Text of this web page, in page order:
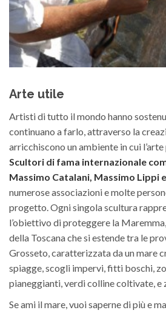
Arte utile
Artisti di tutto il mondo hanno
continuano a farlo, attraverso la
arricchiscono un ambiente in cui
Scultori di fama internazionale
Massimo Catalani, Massimo Lippi
numerose associazioni e molte
progetto. Ogni singola scultura
l’obiettivo di proteggere la
della Toscana che si estende tra le
Grosseto, caratterizzata da un mare
spiagge, scogli impervi, fitti boschi,
pianeggianti, verdi colline coltivate, e
Se ami il mare, vuoi saperne di più e